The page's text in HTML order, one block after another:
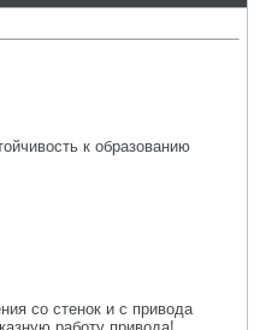
к образованию
со стенок и с привода